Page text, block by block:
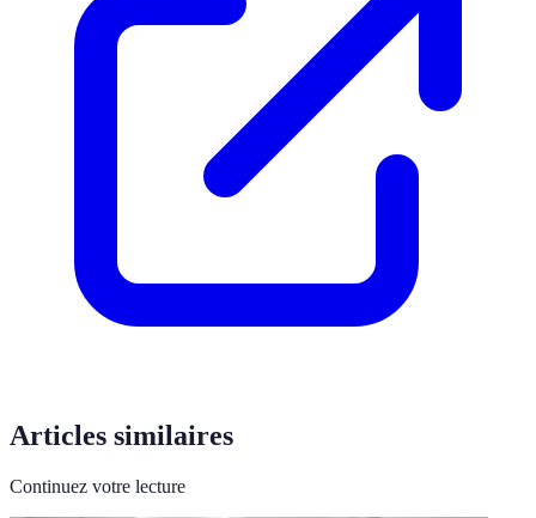
Articles similaires
Continuez votre lecture